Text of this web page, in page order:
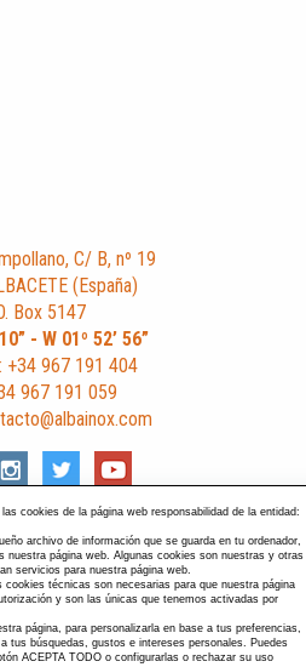
C/ B, nº 19
(España)
Box 5147
- W 01º 52’ 56”
+34 967 191 404
967 191 059
comunicación. Esta página
Chrome, Internet Explorer
Firefox 4.0.
cookies de la página web responsabilidad de la entidad:
archivo de información que se guarda en tu ordenador,
nuestra página web. Algunas cookies son nuestras y otras
servicios para nuestra página web.
técnicas son necesarias para que nuestra página
y son las únicas que tenemos activadas por
página, para personalizarla en base a tus preferencias,
tus búsquedas, gustos e intereses personales. Puedes
ACEPTA TODO o configurarlas o rechazar su uso